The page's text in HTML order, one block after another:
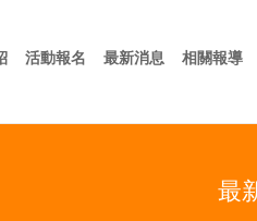
服務介紹
活動報名 活動報名
最新消息 最新消息
相關報導
最